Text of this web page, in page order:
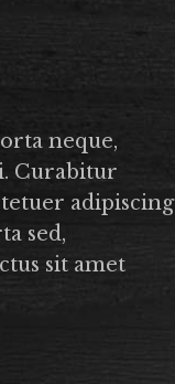
neque,
Curabitur
adipiscing
sed,
sit amet